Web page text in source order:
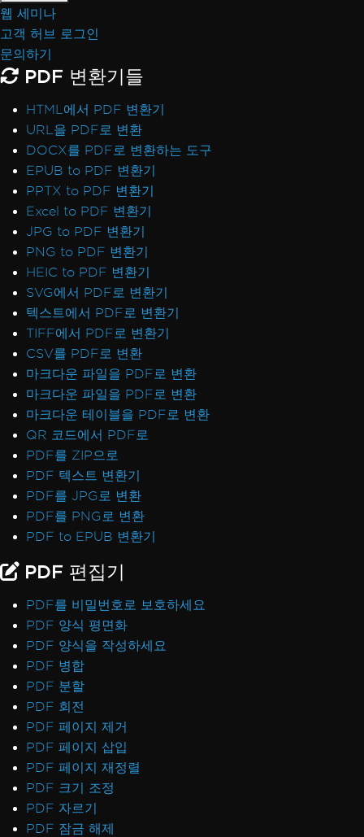
웹 세미나
고객 허브 로그인
문의하기
PDF 변환기들
HTML에서 PDF 변환기
URL을 PDF로 변환
DOCX를 PDF로 변환하는 도구
EPUB to PDF 변환기
PPTX to PDF 변환기
Excel to PDF 변환기
JPG to PDF 변환기
PNG to PDF 변환기
HEIC to PDF 변환기
SVG에서 PDF로 변환기
텍스트에서 PDF로 변환기
TIFF에서 PDF로 변환기
CSV를 PDF로 변환
마크다운 파일을 PDF로 변환
마크다운 파일을 PDF로 변환
마크다운 테이블을 PDF로 변환
QR 코드에서 PDF로
PDF를 ZIP으로
PDF 텍스트 변환기
PDF를 JPG로 변환
PDF를 PNG로 변환
PDF to EPUB 변환기
PDF 편집기
PDF를 비밀번호로 보호하세요
PDF 양식 평면화
PDF 양식을 작성하세요
PDF 병합
PDF 분할
PDF 회전
PDF 페이지 제거
PDF 페이지 삽입
PDF 페이지 재정렬
PDF 크기 조정
PDF 자르기
PDF 잠금 해제